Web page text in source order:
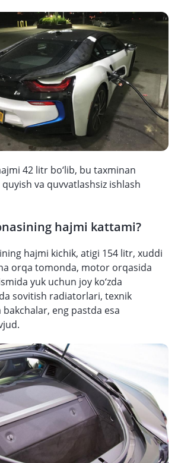
42 litr bo‘lib, bu taxminan
quyish va quvvatlashsiz ishlash
hajmi kattami?
hajmi kichik, atigi 154 litr, xuddi
orqa tomonda, motor orqasida
yuk uchun joy ko‘zda
sovitish radiatorlari, texnik
eng pastda esa